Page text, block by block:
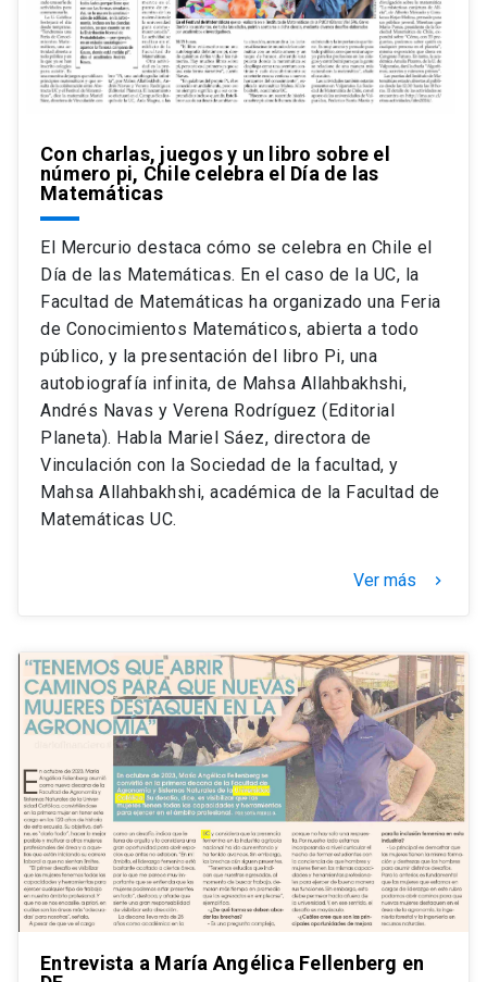
Con charlas, juegos y un libro sobre el
número pi, Chile celebra el Día de las
Matemáticas
El Mercurio destaca cómo se celebra en Chile el
Día de las Matemáticas. En el caso de la UC, la
Facultad de Matemáticas ha organizado una Feria
de Conocimientos Matemáticos, abierta a todo
público, y la presentación del libro Pi, una
autobiografía infinita, de Mahsa Allahbakhshi,
Andrés Navas y Verena Rodríguez (Editorial
Planeta). Habla Mariel Sáez, directora de
Vinculación con la Sociedad de la facultad, y
Mahsa Allahbakhshi, académica de la Facultad de
Matemáticas UC.
Ver más keyboard_arrow_right
Entrevista a María Angélica Fellenberg en